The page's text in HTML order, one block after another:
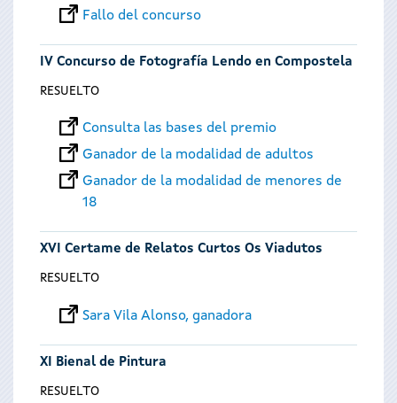
Fallo del concurso
IV Concurso de Fotografía Lendo en Compostela
RESUELTO
Consulta las bases del premio
Ganador de la modalidad de adultos
Ganador de la modalidad de menores de
18
XVI Certame de Relatos Curtos Os Viadutos
RESUELTO
Sara Vila Alonso, ganadora
XI Bienal de Pintura
RESUELTO